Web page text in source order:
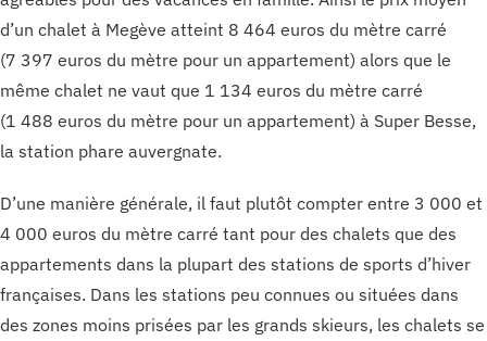
d’un chalet à Megève atteint 8 464 euros du mètre carré
(7 397 euros du mètre pour un appartement) alors que le
même chalet ne vaut que 1 134 euros du mètre carré
(1 488 euros du mètre pour un appartement) à Super Besse,
la station phare auvergnate.
D’une manière générale, il faut plutôt compter entre 3 000 et
4 000 euros du mètre carré tant pour des chalets que des
appartements dans la plupart des stations de sports d’hiver
françaises. Dans les stations peu connues ou situées dans
des zones moins prisées par les grands skieurs, les chalets se